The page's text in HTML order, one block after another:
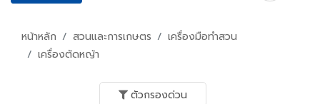
หน้าหลัก สวนและการเกษตร
เครื่องมือทำสวน
เครื่องตัดหญ้า
ตัวกรองด่วน